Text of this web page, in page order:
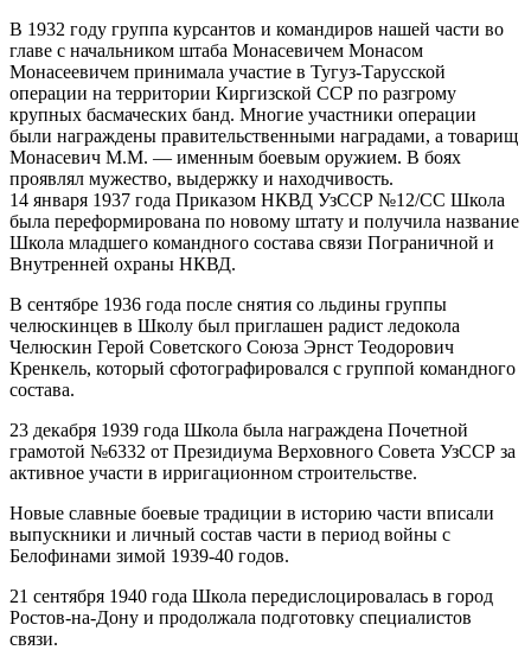
В 1932 году группа курсантов и командиров нашей части во
главе с начальником штаба Монасевичем Монасом
Монасеевичем принимала участие в Тугуз-Тарусской
операции на территории Киргизской ССР по разгрому
крупных басмаческих банд. Многие участники операции
были награждены правительственными наградами, а товарищ
Монасевич М.М. — именным боевым оружием. В боях
проявлял мужество, выдержку и находчивость.
14 января 1937 года Приказом НКВД УзССР №12/СС Школа
была переформирована по новому штату и получила название
Школа младшего командного состава связи Пограничной и
Внутренней охраны НКВД.
В сентябре 1936 года после снятия со льдины группы
челюскинцев в Школу был приглашен радист ледокола
Челюскин Герой Советского Союза Эрнст Теодорович
Кренкель, который сфотографировался с группой командного
состава.
23 декабря 1939 года Школа была награждена Почетной
грамотой №6332 от Президиума Верховного Совета УзССР за
активное участи в ирригационном строительстве.
Новые славные боевые традиции в историю части вписали
выпускники и личный состав части в период войны с
Белофинами зимой 1939-40 годов.
21 сентября 1940 года Школа передислоцировалась в город
Ростов-на-Дону и продолжала подготовку специалистов
связи.